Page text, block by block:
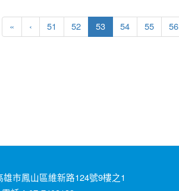
« ‹ 51 52 53(current)
54 55 56
雄市鳳山區維新路124號9樓之1